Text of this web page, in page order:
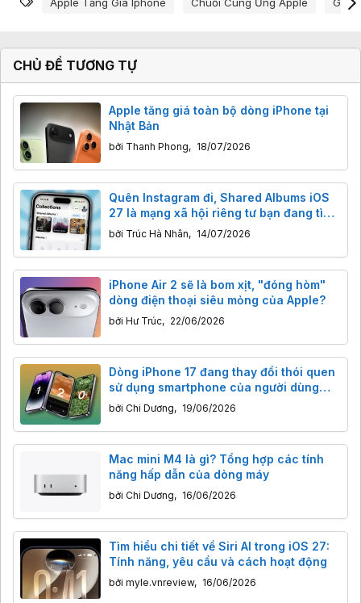
Apple Tăng Giá Iphone Chuỗi Cung Ứng Apple Giá
CHỦ ĐỀ TƯƠNG TỰ
Apple tăng giá toàn bộ dòng iPhone tại
Nhật Bản
bởi Thanh Phong, 18/07/2026
Quên Instagram đi, Shared Albums iOS
27 là mạng xã hội riêng tư bạn đang tìm
kiếm
bởi Trúc Hà Nhân, 14/07/2026
iPhone Air 2 sẽ là bom xịt, "đóng hòm"
dòng điện thoại siêu mỏng của Apple?
bởi Hư Trúc, 22/06/2026
Dòng iPhone 17 đang thay đổi thói quen
sử dụng smartphone của người dùng
như thế nào?
bởi Chi Dương, 19/06/2026
Mac mini M4 là gì? Tổng hợp các tính
năng hấp dẫn của dòng máy
bởi Chi Dương, 16/06/2026
Tìm hiểu chi tiết về Siri AI trong iOS 27:
Tính năng, yêu cầu và cách hoạt động
bởi myle.vnreview, 16/06/2026